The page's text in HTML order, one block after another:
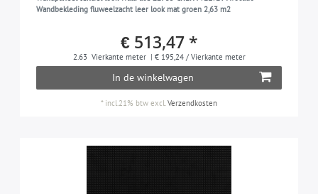
Wandbekleding fluweelzacht leer look mat groen 2,63 m2
€ 513,47 *
2.63 Vierkante meter | € 195,24 / Vierkante meter
In de winkelwagen
* incl.21% btw excl.Verzendkosten